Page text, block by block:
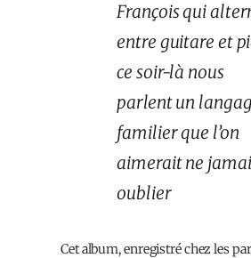
François qui
entre guitare et
ce soir-là nous
parlent un
familier que l’on
aimerait ne
oublier
Cet album, enregistré chez les